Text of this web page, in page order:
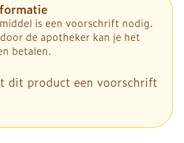
is een voorschrift nodig.
de apotheker kan je het
betalen.
dit product een voorschrift